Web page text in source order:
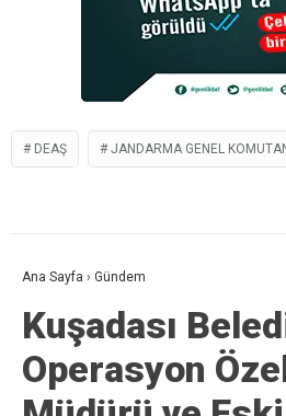
DEAŞ JANDARMA GENEL
Ana Sayfa › Gündem
Kuşadası
Operasyon